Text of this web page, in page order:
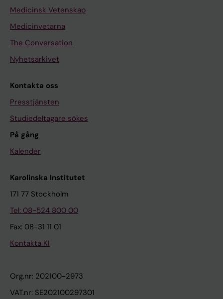
Medicinsk Vetenskap
Medicinvetarna
The Conversation
Nyhetsarkivet
Kontakta oss
Presstjänsten
Studiedeltagare sökes
På gång
Kalender
Karolinska Institutet
171 77 Stockholm
Tel: 08-524 800 00
Fax: 08-31 11 01
Kontakta KI
Org.nr: 202100-2973
VAT.nr: SE202100297301